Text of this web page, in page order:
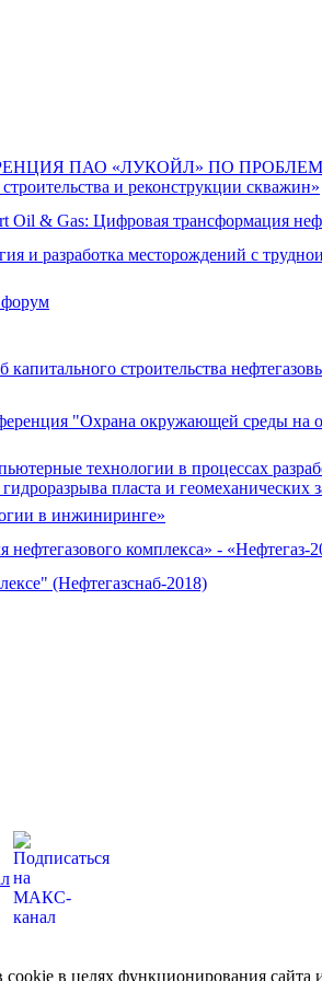
ПАО «ЛУКОЙЛ» ПО
и реконструкции скважин»
& Gas: Цифровая трансформация
и разработка месторождений с
строительства
"Охрана окружающей среды на
технологии в процессах
пласта и геомеханических
в инжиниринге»
комплекса» - «Нефтегаз-
(Нефтегазснаб-2018)
в целях функционирования